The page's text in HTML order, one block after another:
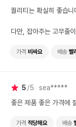
퀄리티는 확실히 좋습
다만, 잡아주는 고무줄
LK인데, 매트리스가 높
가격 비싸요 배송 빨
5 5 sea*****
좋은 제품 좋은 가격에
가격 적당해요 배송